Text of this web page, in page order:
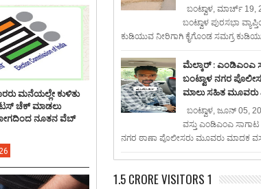
ಬಂಟ್ವಾಳ, ಮಾರ್ಚ್ 19,
ಬಂಟ್ವಾಳ ಪುರಸಭಾ
ಕುಡಿಯುವ ನೀರಿಗಾಗಿ ಕೈಗೊಂಡ ಸಮಗ್ರ
ಮೆಲ್ಕಾರ್ : ಎಂಡಿಎಂಎ
ಬಂಟ್ವಾಳ ನಗರ
ಮಾಲು ಸಹಿತ
ಬಂಟ್ವಾಳ, ಜೂನ್ 05,
ವಸ್ತು ಎಂಡಿಎಂಎ
ನಗರ ಠಾಣಾ ಪೊಲೀಸರು ಮೂವರು ಮಾದಕ
1.5 CRORE VISITORS 1
ಮನೆಯಲ್ಲೇ ಕುಳಿತು
ಚೆಕ್ ಮಾಡಲು
ನೂತನ ವೆಬ್